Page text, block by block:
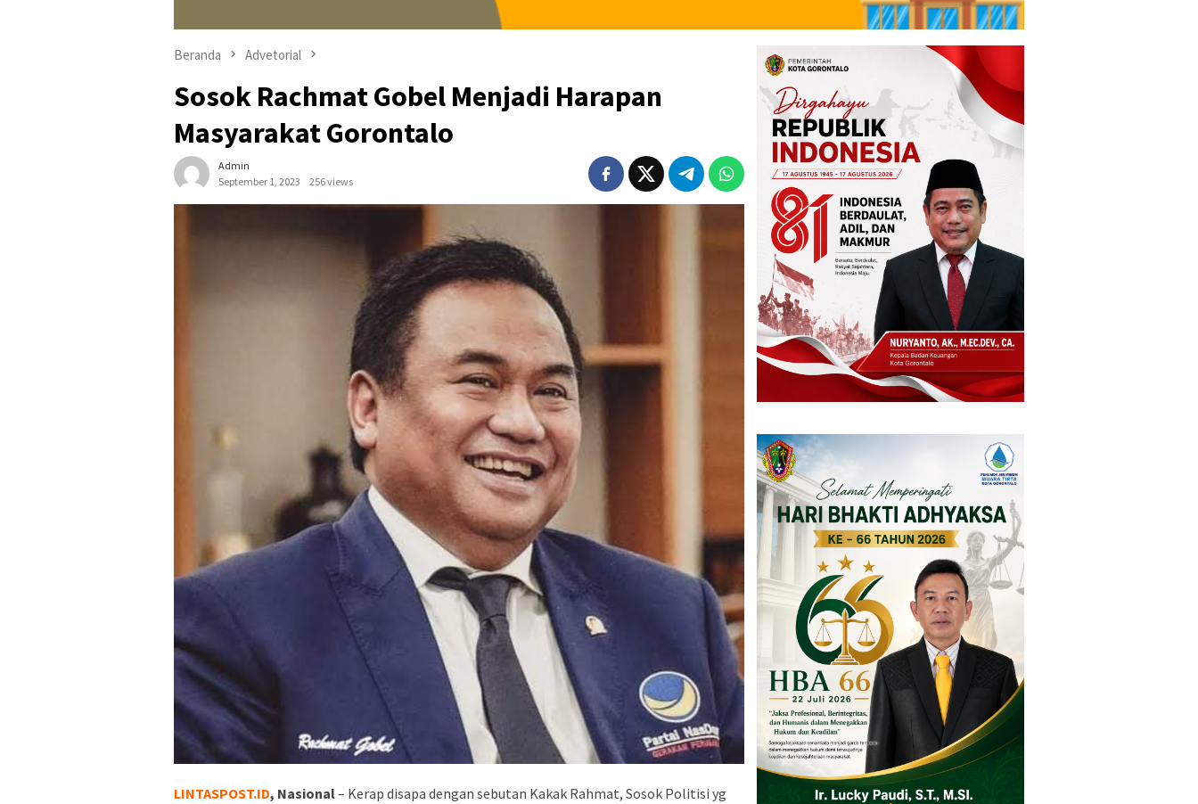
Beranda Advetorial
Sosok Rachmat Gobel Menjadi Harapan
Masyarakat Gorontalo
Admin
September 1, 2023
256 views
LINTASPOST.ID, Nasional– Kerap disapa dengan sebutan Kakak Rahmat, Sosok Politisi yg